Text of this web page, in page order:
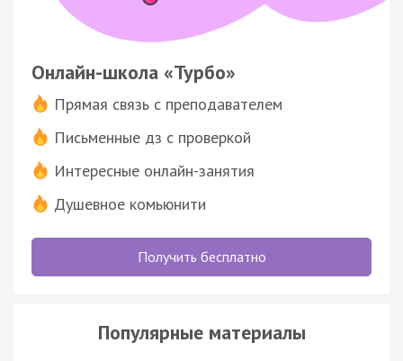
Онлайн-школа «Турбо»
Прямая связь с преподавателем
Письменные дз с проверкой
Интересные онлайн-занятия
Душевное комьюнити
Получить бесплатно
Популярные материалы